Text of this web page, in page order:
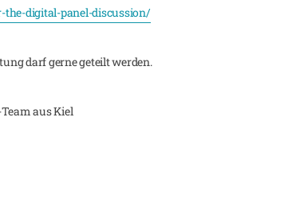
digital-panel-discussion/
darf gerne geteilt werden.
aus Kiel